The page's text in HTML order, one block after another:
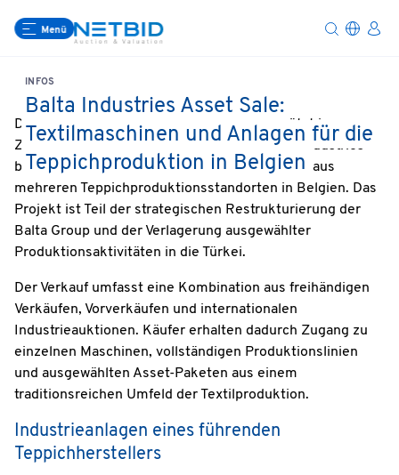
Menü
INFOS
Balta Industries Asset Sale:
Textilmaschinen und Anlagen für die
Teppichproduktion in Belgien
Die NetBid Industrie-Auktionen AG unterstützt in
Zusammenarbeit mit Gordon Brothers Balta Industries
beim Verkauf industrieller Produktionsanlagen aus
mehreren Teppichproduktionsstandorten in Belgien. Das
Projekt ist Teil der strategischen Restrukturierung der
Balta Group und der Verlagerung ausgewählter
Produktionsaktivitäten in die Türkei.
Der Verkauf umfasst eine Kombination aus freihändigen
Verkäufen, Vorverkäufen und internationalen
Industrieauktionen. Käufer erhalten dadurch Zugang zu
einzelnen Maschinen, vollständigen Produktionslinien
und ausgewählten Asset-Paketen aus einem
traditionsreichen Umfeld der Textilproduktion.
Industrieanlagen eines führenden
Teppichherstellers